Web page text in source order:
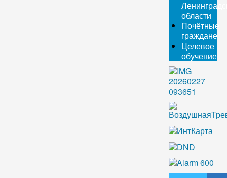
области
Почётные
граждане
Целевое
обучение